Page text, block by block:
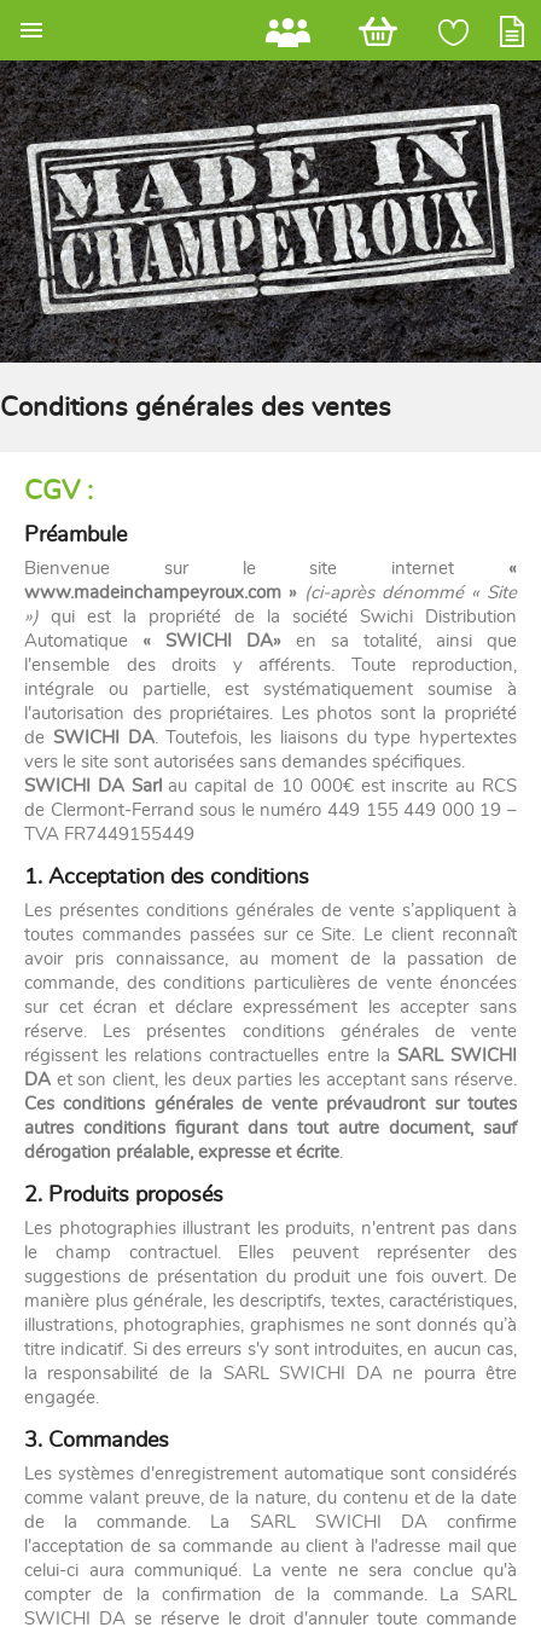

Conditions générales des ventes
CGV :
Préambule
Bienvenue sur le site internet «
www.madeinchampeyroux.com » (ci-après dénommé « Site
») qui est la propriété de la société Swichi Distribution
Automatique « SWICHI DA» en sa totalité, ainsi que
l'ensemble des droits y afférents. Toute reproduction,
intégrale ou partielle, est systématiquement soumise à
l'autorisation des propriétaires. Les photos sont la propriété
de SWICHI DA. Toutefois, les liaisons du type hypertextes
vers le site sont autorisées sans demandes spécifiques.
SWICHI DA Sarlau capital de 10 000€ est inscrite au RCS
de Clermont-Ferrand sous le numéro 449 155 449 000 19 –
TVA FR7449155449
1. Acceptation des conditions
Les présentes conditions générales de vente s’appliquent à
toutes commandes passées sur ce Site. Le client reconnaît
avoir pris connaissance, au moment de la passation de
commande, des conditions particulières de vente énoncées
sur cet écran et déclare expressément les accepter sans
réserve. Les présentes conditions générales de vente
régissent les relations contractuelles entre la SARL SWICHI
DA et son client, les deux parties les acceptant sans réserve.
Ces conditions générales de vente prévaudront sur toutes
autres conditions figurant dans tout autre document, sauf
dérogation préalable, expresse et écrite.
2. Produits proposés
Les photographies illustrant les produits, n'entrent pas dans
le champ contractuel. Elles peuvent représenter des
suggestions de présentation du produit une fois ouvert. De
manière plus générale, les descriptifs, textes, caractéristiques,
illustrations, photographies, graphismes ne sont donnés qu’à
titre indicatif. Si des erreurs s'y sont introduites, en aucun cas,
la responsabilité de la SARL SWICHI DA ne pourra être
engagée.
3. Commandes
Les systèmes d'enregistrement automatique sont considérés
comme valant preuve, de la nature, du contenu et de la date
de la commande. La SARL SWICHI DA confirme
l'acceptation de sa commande au client à l'adresse mail que
celui-ci aura communiqué. La vente ne sera conclue qu'à
compter de la confirmation de la commande. La SARL
SWICHI DA se réserve le droit d'annuler toute commande